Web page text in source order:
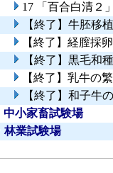
17 「百合白清２
【終了】牛胚移
【終了】経膣採
【終了】黒毛和
【終了】乳牛の
【終了】和子牛
中小家畜試験場
林業試験場